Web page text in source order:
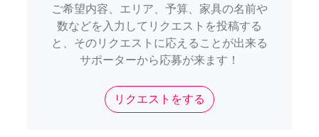
ご希望内容、エリア、予算、家具の名前や
数などを入力してリクエストを投稿する
と、そのリクエストに応えることが出来る
サポーターから応募が来ます！
リクエストをする